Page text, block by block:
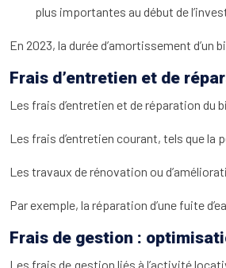
plus importantes au début de
En 2023, la durée d’amortissement d’un
Frais d’entretien et de
Les frais d’entretien et de réparation du
Les frais d’entretien courant, tels que
Les travaux de rénovation ou
Par exemple, la réparation d’une fuite
Frais de gestion :
Les frais de gestion liés à l’activité